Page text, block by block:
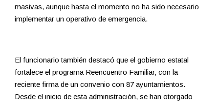
masivas, aunque hasta el momento no ha sido necesario
implementar un operativo de emergencia.
El funcionario también destacó que el gobierno estatal
fortalece el programa Reencuentro Familiar, con la
reciente firma de un convenio con 87 ayuntamientos.
Desde el inicio de esta administración, se han otorgado